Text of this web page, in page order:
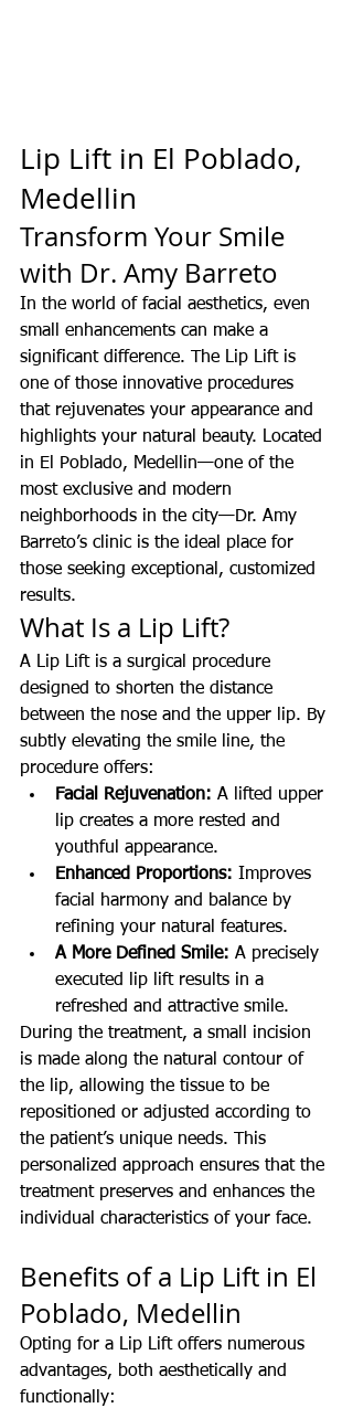
Lip Lift in El Poblado,
Medellin
Transform Your Smile
with Dr. Amy Barreto
In the world of facial aesthetics, even
small enhancements can make a
significant difference. The Lip Lift is
one of those innovative procedures
that rejuvenates your appearance and
highlights your natural beauty. Located
in El Poblado, Medellin—one of the
most exclusive and modern
neighborhoods in the city—Dr. Amy
Barreto’s clinic is the ideal place for
those seeking exceptional, customized
results.
What Is a Lip Lift?
A Lip Lift is a surgical procedure
designed to shorten the distance
between the nose and the upper lip. By
subtly elevating the smile line, the
procedure offers:
Facial Rejuvenation: A lifted upper
lip creates a more rested and
youthful appearance.
Enhanced Proportions: Improves
facial harmony and balance by
refining your natural features.
A More Defined Smile: A precisely
executed lip lift results in a
refreshed and attractive smile.
During the treatment, a small incision
is made along the natural contour of
the lip, allowing the tissue to be
repositioned or adjusted according to
the patient’s unique needs. This
personalized approach ensures that the
treatment preserves and enhances the
individual characteristics of your face.
Benefits of a Lip Lift in El
Poblado, Medellin
Opting for a Lip Lift offers numerous
advantages, both aesthetically and
functionally: